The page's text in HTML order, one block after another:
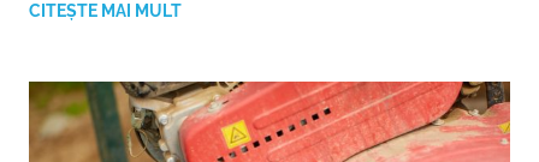
CITEȘTE MAI MULT